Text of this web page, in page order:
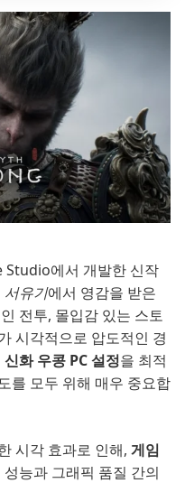
Studio에서 개발한 신작
서유기에서 영감을 받은
전투, 몰입감 있는 스토
시각적으로 압도적인 경
신화 우콩 PC 설정을 최적
를 모두 위해 매우 중요합
시각 효과로 인해, 게임
성능과 그래픽 품질 간의